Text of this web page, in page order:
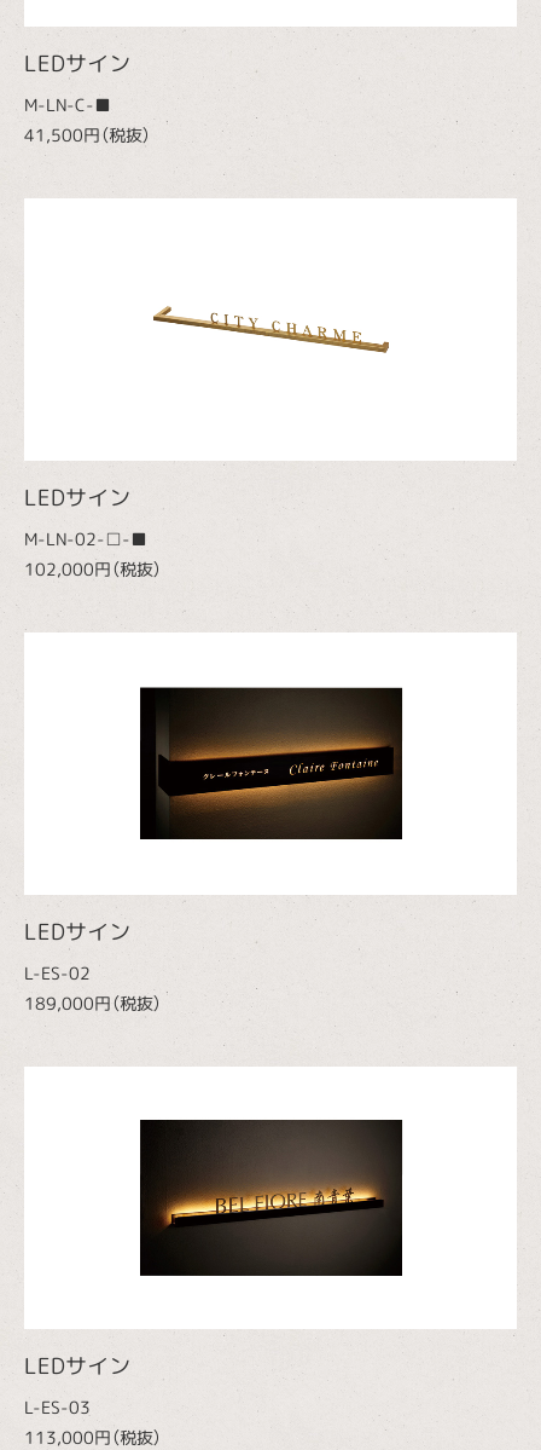
LEDサイン
M-LN-C-■
41,500円（税抜）
LEDサイン
M-LN-02-□-■
102,000円（税抜）
LEDサイン
L-ES-02
189,000円（税抜）
LEDサイン
L-ES-03
113,000円（税抜）